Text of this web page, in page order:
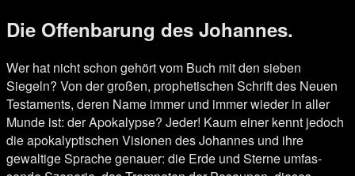
Die Offenbarung des Johannes.
Wer hat nicht schon gehört vom Buch mit den sieben
Siegeln? Von der großen, prophetischen Schrift des Neuen
Testaments, deren Name immer und immer wieder in aller
Munde ist: der Apokalypse? Jeder! Kaum einer kennt jedoch
die apokalyptischen Visionen des Johannes und ihre
gewaltige Sprache genauer: die Erde und Sterne umfas-